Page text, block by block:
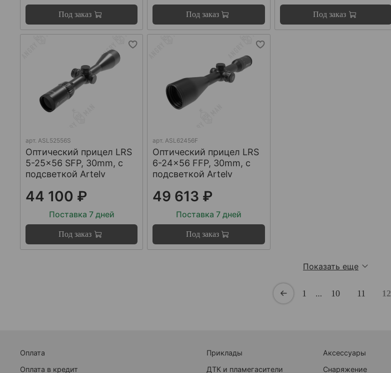
Под заказ Под заказ Под заказ
арт. ASL52556S
Оптический прицел LRS
5-25x56 SFP, 30mm, с
подсветкой Artelv
44 100 ₽
Поставка 7 дней
Под заказ
арт. ASL62456F
Оптический прицел LRS
6-24x56 FFP, 30mm, с
подсветкой Artelv
49 613 ₽
Поставка 7 дней
Под заказ
Показать еще
1 … 10 11 12
Оплата
Оплата в кредит
Приклады
ДТК и пламегасители
Аксессуары
Снаряжение